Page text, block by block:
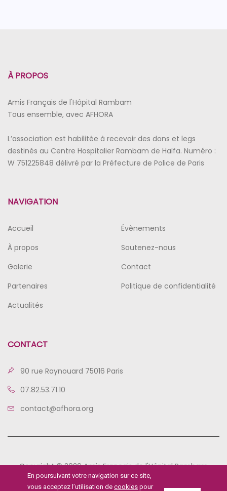
À PROPOS
Amis Français de l'Hôpital Rambam
Tous ensemble, avec AFHORA
L’association est habilitée à recevoir des dons et legs
destinés au Centre Hospitalier Rambam de Haïfa. Numéro :
W 751225848 délivré par la Préfecture de Police de Paris
NAVIGATION
Accueil
À propos
Galerie
Partenaires
Actualités
Évènements
Soutenez-nous
Contact
Politique de confidentialité
CONTACT
90 rue Raynouard 75016 Paris
07.82.53.71.10
contact@afhora.org
Copyright © 2026 Amis Français de l'Hôpital Rambam
En poursuivant votre navigation sur ce site,
vous acceptez l’utilisation de cookies pour